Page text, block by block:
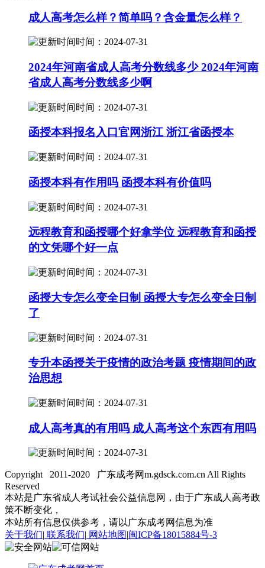
成人高考怎么样？简单吗？含金量怎么样？
时间：2024-07-31
2024年河南省成人高考分数线多少 2024年河南
省成人高考分数线多少啊
时间：2024-07-31
函授本科报名入口官网浙江 浙江省函授本
时间：2024-07-31
函授本科有作用吗 函授本科有价值吗
时间：2024-07-31
远程教育和函授哪个好拿学位 远程教育和函授
的文凭哪个好一点
时间：2024-07-31
函授大专怎么变全日制 函授大专怎么变全日制
了
时间：2024-07-31
专升本函授关于疫情的政治考题 疫情期间的政
治思想
时间：2024-07-31
成人高考真的有用吗 成人高考这个东西有用吗
时间：2024-07-31
Copyright 2011-2020 广东成考网m.gdsck.com.cn All Rights
Reserved
本站是广东省成人考试社会公益信息网，由于广东成人高考政
策不断变化，
本站所有信息仅供参考，请以广东成考网信息为准
关于我们| 联系我们| 网站地图|闽ICP备18015884号-3